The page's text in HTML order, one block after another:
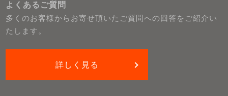
よくあるご質問
多くのお客様からお寄せ頂いたご質問への回答をご紹介い
たします。
詳しく見る